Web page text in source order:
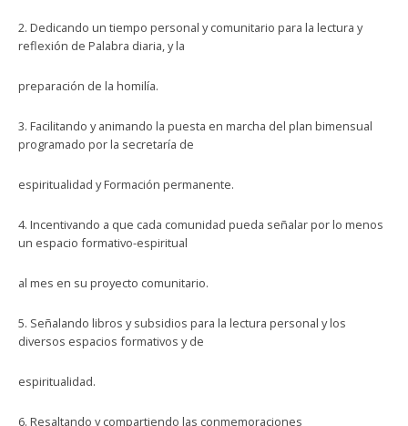
2. Dedicando un tiempo personal y comunitario para la lectura y
reflexión de Palabra diaria, y la
preparación de la homilía.
3. Facilitando y animando la puesta en marcha del plan bimensual
programado por la secretaría de
espiritualidad y Formación permanente.
4. Incentivando a que cada comunidad pueda señalar por lo menos
un espacio formativo-espiritual
al mes en su proyecto comunitario.
5. Señalando libros y subsidios para la lectura personal y los
diversos espacios formativos y de
espiritualidad.
6. Resaltando y compartiendo las conmemoraciones